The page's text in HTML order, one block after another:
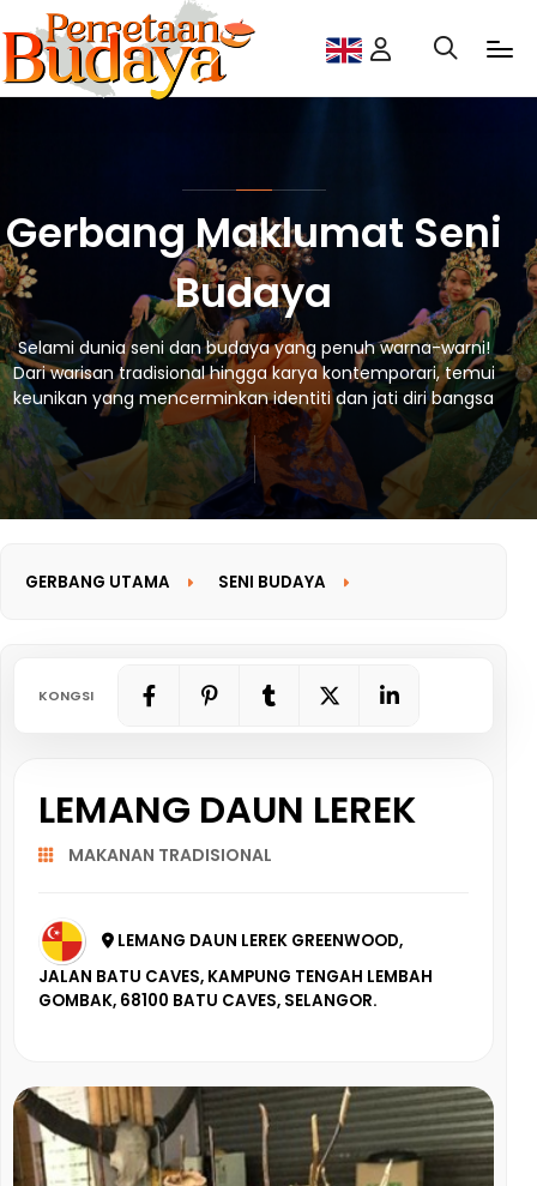
Gerbang Maklumat Seni
Budaya
Selami dunia seni dan budaya yang penuh warna-warni!
Dari warisan tradisional hingga karya kontemporari, temui
keunikan yang mencerminkan identiti dan jati diri bangsa
GERBANG UTAMA SENI BUDAYA
KONGSI
LEMANG DAUN LEREK
MAKANAN TRADISIONAL
LEMANG DAUN LEREK GREENWOOD,
JALAN BATU CAVES, KAMPUNG TENGAH LEMBAH
GOMBAK, 68100 BATU CAVES, SELANGOR.